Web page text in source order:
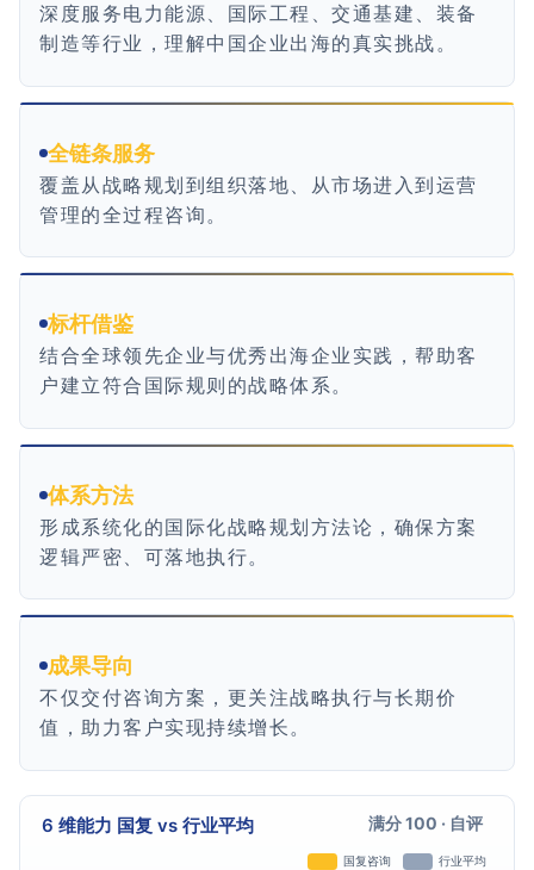
深度服务电力能源、国际工程、交通基建、装备
制造等行业，理解中国企业出海的真实挑战。
全链条服务
覆盖从战略规划到组织落地、从市场进入到运营
管理的全过程咨询。
标杆借鉴
结合全球领先企业与优秀出海企业实践，帮助客
户建立符合国际规则的战略体系。
体系方法
形成系统化的国际化战略规划方法论，确保方案
逻辑严密、可落地执行。
成果导向
不仅交付咨询方案，更关注战略执行与长期价
值，助力客户实现持续增长。
6 维能力 国复 vs 行业平均 满分 100 · 自评